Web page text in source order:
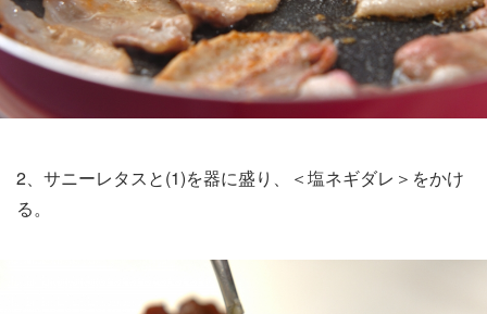
2、サニーレタスと(1)を器に盛り、＜塩ネギダレ＞をかけ
る。